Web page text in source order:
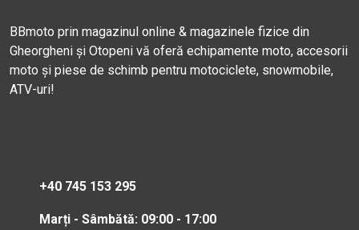
BBmoto prin magazinul online & magazinele fizice din
Gheorgheni și Otopeni vă oferă echipamente moto, accesorii
moto și piese de schimb pentru motociclete, snowmobile,
ATV-uri!
+40 745 153 295
Marți - Sâmbătă: 09:00 - 17:00